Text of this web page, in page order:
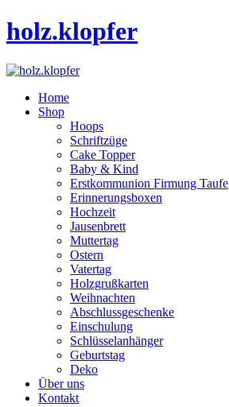
holz.klopfer
Home
Shop
Hoops
Schriftzüge
Cake Topper
Baby & Kind
Erstkommunion Firmung Taufe
Erinnerungsboxen
Hochzeit
Jausenbrett
Muttertag
Ostern
Vatertag
Holzgrußkarten
Weihnachten
Abschlussgeschenke
Einschulung
Schlüsselanhänger
Geburtstag
Deko
Über uns
Kontakt